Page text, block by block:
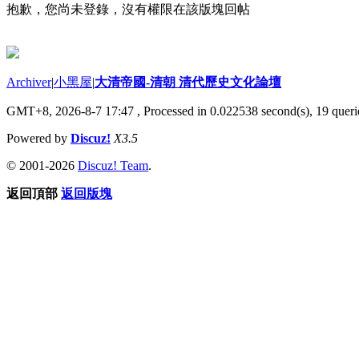
抱歉，您尚未登錄，沒有權限在該版塊回帖
Archiver|小黑屋|大清帝國-清朝 清代歷史文化論壇
GMT+8, 2026-8-7 17:47 , Processed in 0.022538 second(s), 19
Powered by Discuz! X3.5
© 2001-2026 Discuz! Team.
返回頂部 返回版塊